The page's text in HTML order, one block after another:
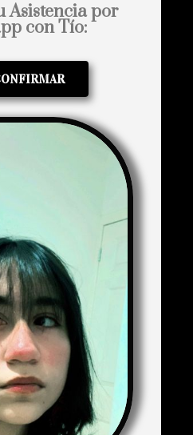
Asistencia por
con Tío: